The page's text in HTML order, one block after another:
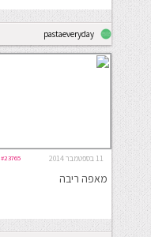
pastaeveryday
11 בספטמבר 2014 #23765
מאפה ריבה